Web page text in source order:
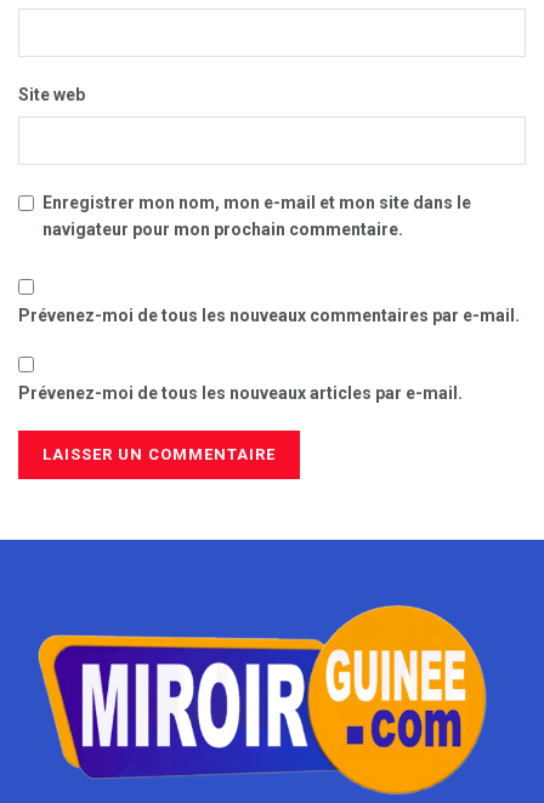
Site web
Enregistrer mon nom, mon e-mail et mon site dans le
navigateur pour mon prochain commentaire.
Prévenez-moi de tous les nouveaux commentaires par e-mail.
Prévenez-moi de tous les nouveaux articles par e-mail.